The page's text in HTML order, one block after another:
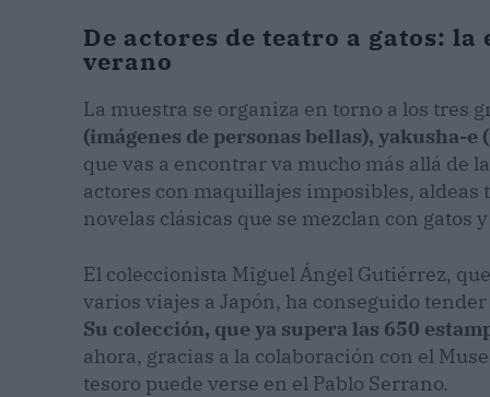
De actores de teatro a gatos:
verano
La muestra se organiza en torno a los tres
(imágenes de personas bellas), yakusha-
que vas a encontrar va mucho más allá de
actores con maquillajes imposibles,
novelas clásicas que se mezclan con gatos
El coleccionista Miguel Ángel Gutiérrez,
varios viajes a Japón, ha conseguido
Su colección, que ya supera las 650
ahora, gracias a la colaboración con el
tesoro puede verse en el Pablo Serrano.